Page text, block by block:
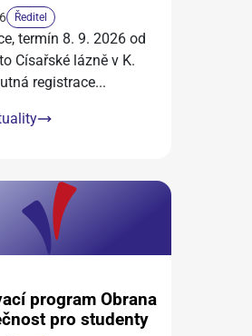
Ředitel
termín 8. 9. 2026 od
Císařské lázně v K.
registrace...
program Obrana
pro studenty